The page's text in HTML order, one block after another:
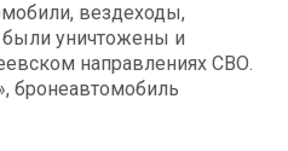
вездеходы,
были уничтожены и
направлениях СВО.
бронеавтомобиль